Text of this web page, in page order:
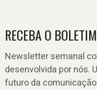
RECEBA O
Newsletter semanal
desenvolvida por nós.
futuro da